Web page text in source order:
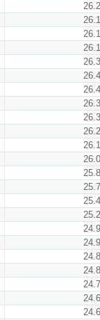
26.2
26.1
26.1
26.1
26.3
26.4
26.4
26.3
26.3
26.2
26.1
26.0
25.8
25.7
25.4
25.2
24.9
24.9
24.8
24.8
24.7
24.6
24.6